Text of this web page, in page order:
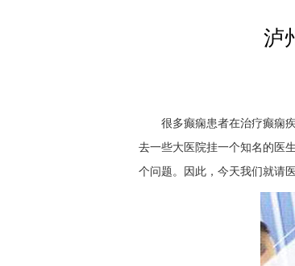
泸
很多癫痫患者在治疗癫痫
去一些大医院挂一个知名的医
个问题。因此，今天我们就请